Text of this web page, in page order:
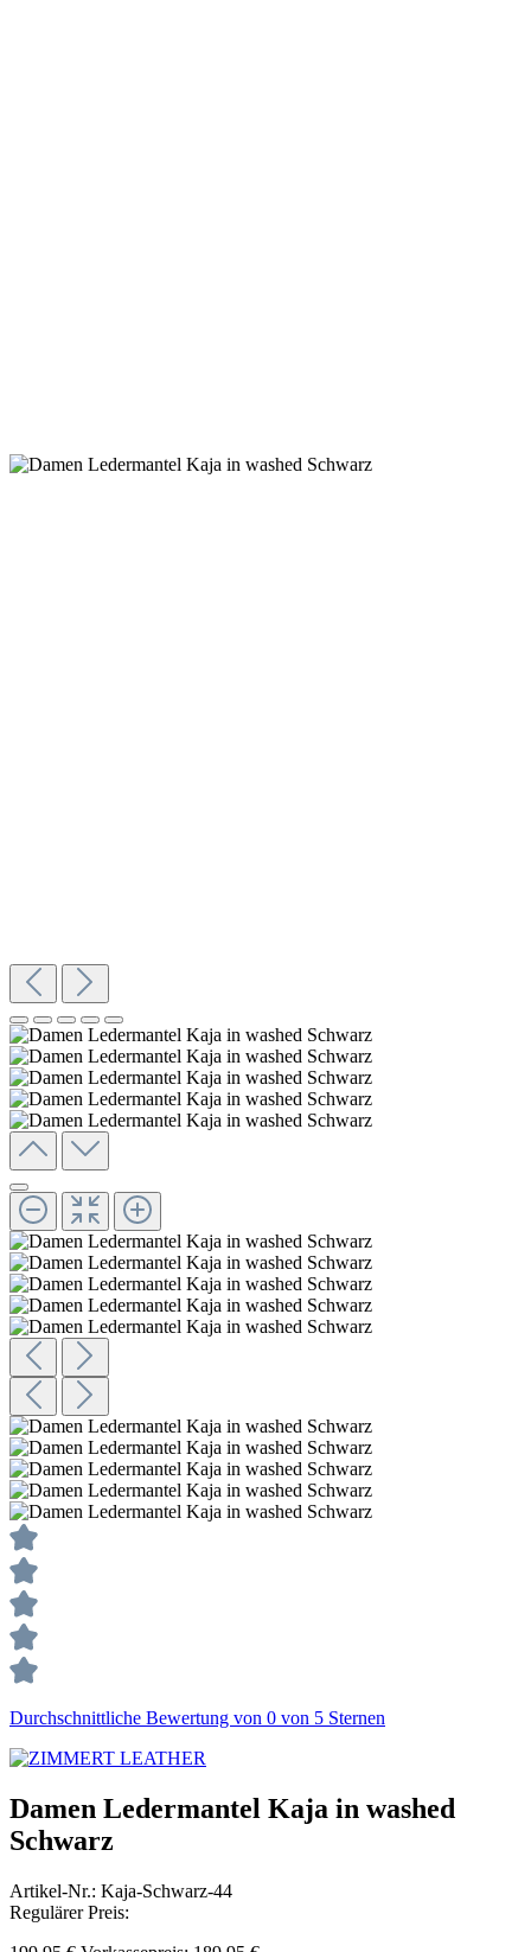
Durchschnittliche Bewertung von 0 von 5 Sternen
Damen Ledermantel Kaja in washed
Schwarz
Artikel-Nr.: Kaja-Schwarz-44
Regulärer Preis: